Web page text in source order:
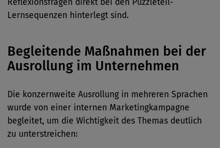
Reflexionsfragen direkt bei den Puzzleteil-
Lernsequenzen hinterlegt sind.
Begleitende Maßnahmen bei der
Ausrollung im Unternehmen
Die konzernweite Ausrollung in mehreren Sprachen
wurde von einer internen Marketingkampagne
begleitet, um die Wichtigkeit des Themas deutlich
zu unterstreichen: